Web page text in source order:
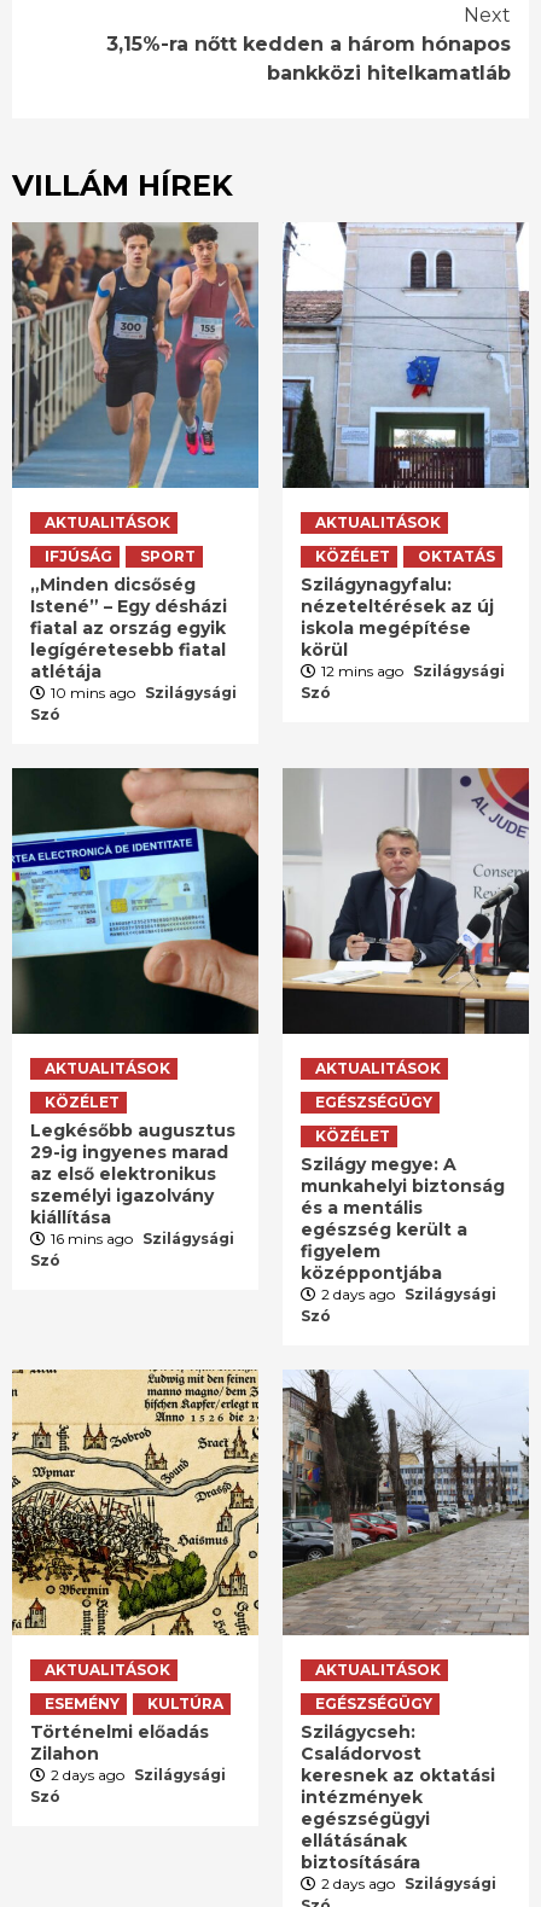
Next
3,15%-ra nőtt kedden a három hónapos
bankközi hitelkamatláb
VILLÁM HÍREK
AKTUALITÁSOK
IFJÚSÁG
SPORT
„Minden dicsőség
Istené” – Egy désházi
fiatal az ország egyik
legígéretesebb fiatal
atlétája
10 mins ago Szilágysági
Szó
AKTUALITÁSOK
KÖZÉLET
OKTATÁS
Szilágynagyfalu:
nézeteltérések az új
iskola megépítése
körül
12 mins ago Szilágysági
Szó
AKTUALITÁSOK
KÖZÉLET
Legkésőbb augusztus
29-ig ingyenes marad
az első elektronikus
személyi igazolvány
kiállítása
16 mins ago Szilágysági
Szó
AKTUALITÁSOK
EGÉSZSÉGÜGY
KÖZÉLET
Szilágy megye: A
munkahelyi biztonság
és a mentális
egészség került a
figyelem
középpontjába
2 days ago Szilágysági
Szó
AKTUALITÁSOK
ESEMÉNY
KULTÚRA
Történelmi előadás
Zilahon
2 days ago Szilágysági
Szó
AKTUALITÁSOK
EGÉSZSÉGÜGY
Szilágycseh:
Családorvost
keresnek az oktatási
intézmények
egészségügyi
ellátásának
biztosítására
2 days ago Szilágysági